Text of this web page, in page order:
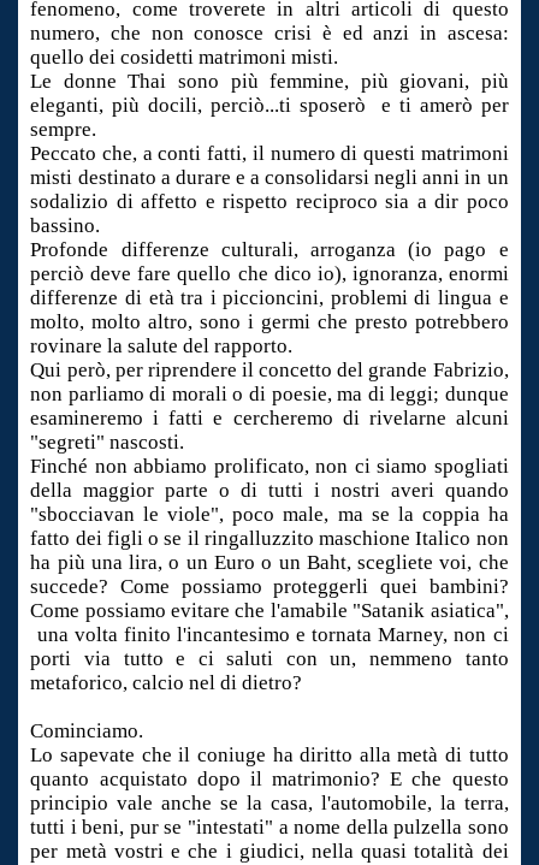
fenomeno, come troverete in altri articoli di questo
numero, che non conosce crisi è ed anzi in ascesa:
quello dei cosidetti matrimoni misti.
Le donne Thai sono più femmine, più giovani, più
eleganti, più docili, perciò...ti sposerò e ti amerò per
sempre.
Peccato che, a conti fatti, il numero di questi matrimoni
misti destinato a durare e a consolidarsi negli anni in un
sodalizio di affetto e rispetto reciproco sia a dir poco
bassino.
Profonde differenze culturali, arroganza (io pago e
perciò deve fare quello che dico io), ignoranza, enormi
differenze di età tra i piccioncini, problemi di lingua e
molto, molto altro, sono i germi che presto potrebbero
rovinare la salute del rapporto.
Qui però, per riprendere il concetto del grande Fabrizio,
non parliamo di morali o di poesie, ma di leggi; dunque
esamineremo i fatti e cercheremo di rivelarne alcuni
"segreti" nascosti.
Finché non abbiamo prolificato, non ci siamo spogliati
della maggior parte o di tutti i nostri averi quando
"sbocciavan le viole", poco male, ma se la coppia ha
fatto dei figli o se il ringalluzzito maschione Italico non
ha più una lira, o un Euro o un Baht, scegliete voi, che
succede? Come possiamo proteggerli quei bambini?
Come possiamo evitare che l'amabile "Satanik asiatica",
una volta finito l'incantesimo e tornata Marney, non ci
porti via tutto e ci saluti con un, nemmeno tanto
metaforico, calcio nel di dietro?
Cominciamo.
Lo sapevate che il coniuge ha diritto alla metà di tutto
quanto acquistato dopo il matrimonio? E che questo
principio vale anche se la casa, l'automobile, la terra,
tutti i beni, pur se "intestati" a nome della pulzella sono
per metà vostri e che i giudici, nella quasi totalità dei